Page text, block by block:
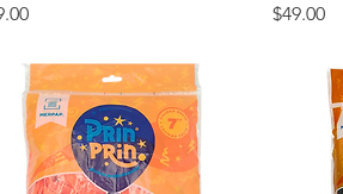
Precio
$49.00